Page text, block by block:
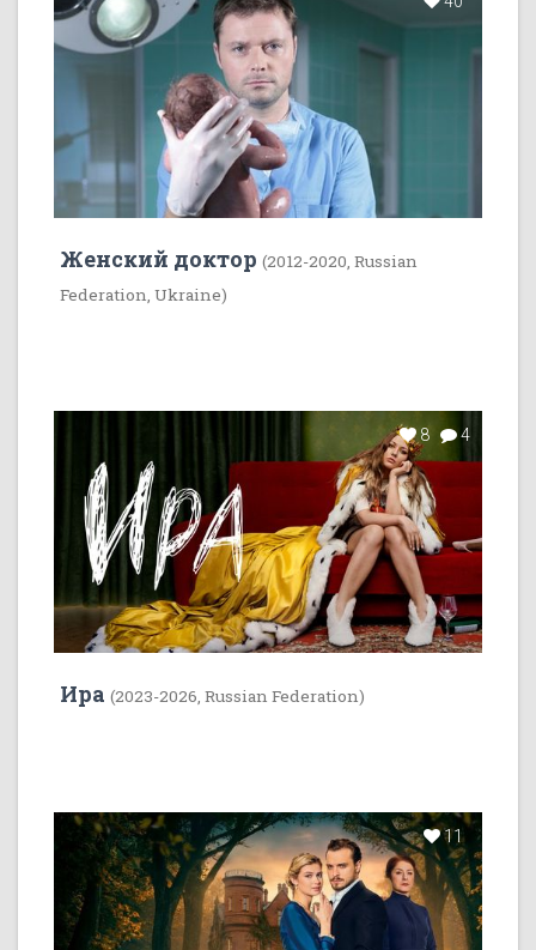
Женский доктор (2012-2020, Russian
Federation, Ukraine)
8 4
Ира (2023-2026, Russian Federation)
11